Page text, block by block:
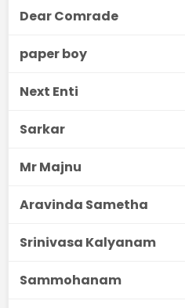
Dear Comrade
paper boy
Next Enti
Sarkar
Mr Majnu
Aravinda Sametha
Srinivasa Kalyanam
Sammohanam